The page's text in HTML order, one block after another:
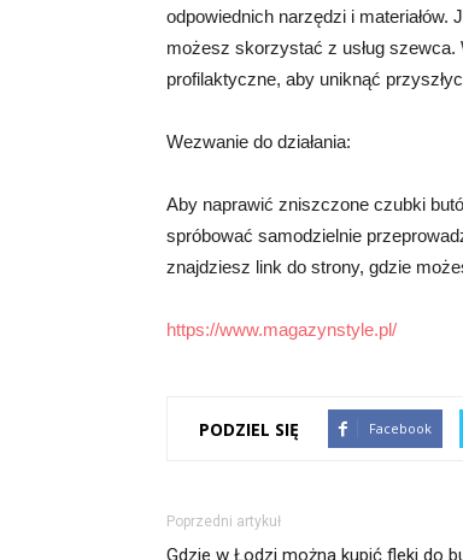
odpowiednich narzędzi i
możesz skorzystać z usług szewca.
profilaktyczne, aby uniknąć
Wezwanie do działania:
Aby naprawić zniszczone czubki
spróbować samodzielnie
znajdziesz link do strony, gdzie
https://www.magazynstyle.pl/
PODZIEL SIĘ Facebook
Poprzedni artykuł
Gdzie w Łodzi można kupić fleki do